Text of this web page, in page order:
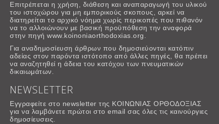
Επιτρέπεται η χρήση, διάθεση και αναπαραγωγή του υλικού
του ιστοχώρου για μη εμπορικούς σκοπους, αρκεί να
διατηρείται το αρχικό νόημα χωρίς περικοπές που πιθανόν
να το αλλοιώνουν με βασική προϋπόθεση την αναφορά
στην πηγή www.koinoniaorthodoxias.org.
Για αναδημοσίευση άρθρων που δημοσιεύονται κατόπιν
αδείας στον παρόντα ιστότοπο από άλλες πηγές, θα πρέπει
να αναζητηθεί η άδεια του κατόχου των πνευματικών
δικαιωμάτων.
NEWSLETTER
Εγγραφείτε στο newsletter της ΚΟΙΝΩΝΙΑΣ ΟΡΘΟΔΟΞΙΑΣ
για να λαμβάνετε πρώτοι στο email σας όλες τις καινούργιες
δημοσίευσεις.